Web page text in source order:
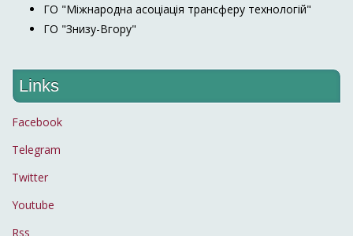
ГО "Міжнародна асоціація трансферу технологій"
ГО "Знизу-Вгору"
Links
Facebook
Telegram
Twitter
Youtube
Rss